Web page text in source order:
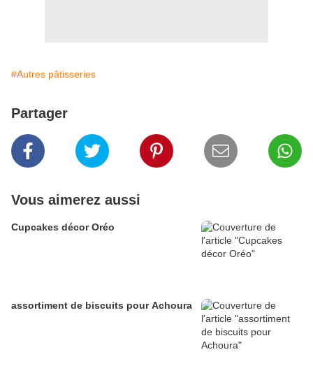
#Autres pâtisseries
Partager
Vous aimerez aussi
Cupcakes décor Oréo
assortiment de biscuits pour Achoura